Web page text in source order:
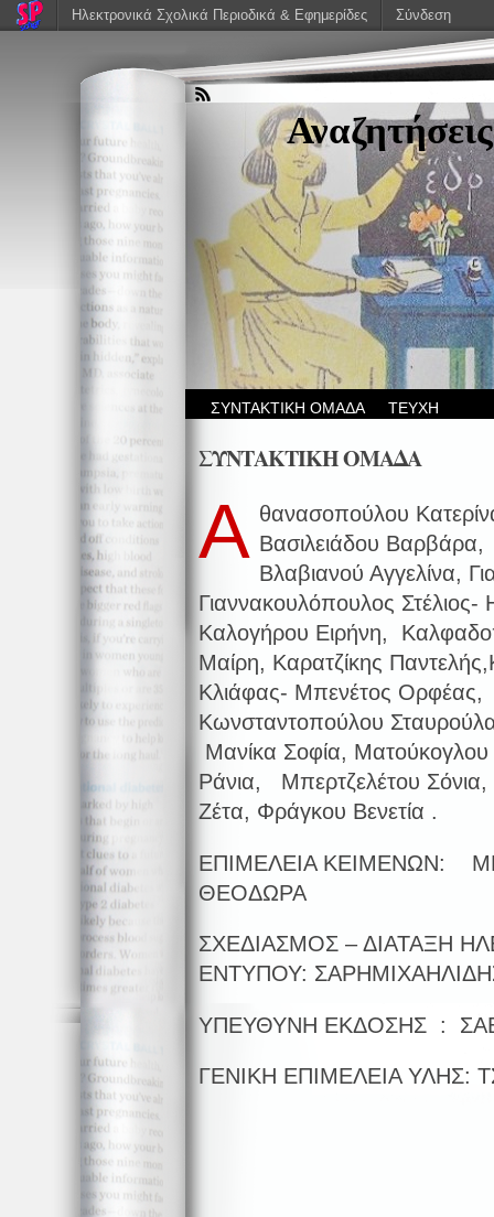
Αναζητήσεις
ΣΥΝΤΑΚΤΙΚΗ ΟΜΑΔΑ ΤΕΥΧΗ
ΣΥΝΤΑΚΤΙΚΗ ΟΜΑΔΑ
Α θανασοπούλου
Βασιλειάδου Βαρβάρα,
Βλαβιανού Αγγελίνα,
Γιαννακουλόπουλος
Καλογήρου Ειρήνη,
Μαίρη, Καρατζίκης
Κλιάφας- Μπενέτος Ορφέας,
Κωνσταντοπούλου
Μανίκα Σοφία,
Ράνια, Μπερτζελέτου
Ζέτα, Φράγκου Βενετία .
ΕΠΙΜΕΛΕΙΑ ΚΕΙΜΕΝΩΝ:
ΘΕΟΔΩΡΑ
ΣΧΕΔΙΑΣΜΟΣ – ΔΙΑΤΑΞΗ
ΕΝΤΥΠΟΥ:
ΥΠΕΥΘΥΝΗ ΕΚΔΟΣΗΣ :
ΓΕΝΙΚΗ ΕΠΙΜΕΛΕΙΑ ΥΛΗΣ:
Ηλεκτρονικά Σχολικά Περιοδικά & Εφημερίδες Σύνδεση